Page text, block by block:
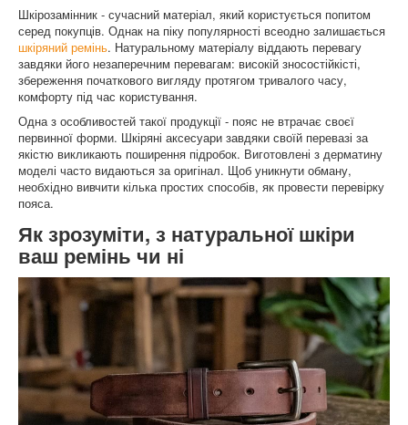
Шкірозамінник - сучасний матеріал, який користується попитом
серед покупців. Однак на піку популярності всеодно залишається
шкіряний ремінь. Натуральному матеріалу віддають перевагу
завдяки його незаперечним перевагам: високій зносостійкісті,
збереження початкового вигляду протягом тривалого часу,
комфорту під час користування.
Одна з особливостей такої продукції - пояс не втрачає своєї
первинної форми. Шкіряні аксесуари завдяки своїй перевазі за
якістю викликають поширення підробок. Виготовлені з дерматину
моделі часто видаються за оригінал. Щоб уникнути обману,
необхідно вивчити кілька простих способів, як провести перевірку
пояса.
Як зрозуміти, з натуральної шкіри
ваш ремінь чи ні